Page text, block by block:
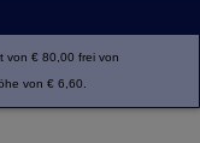
von € 80,00 frei von
von € 6,60.